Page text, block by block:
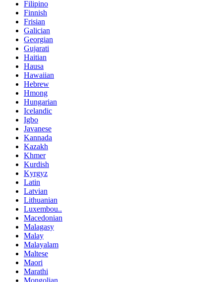
Filipino
Finnish
Frisian
Galician
Georgian
Gujarati
Haitian
Hausa
Hawaiian
Hebrew
Hmong
Hungarian
Icelandic
Igbo
Javanese
Kannada
Kazakh
Khmer
Kurdish
Kyrgyz
Latin
Latvian
Lithuanian
Luxembou..
Macedonian
Malagasy
Malay
Malayalam
Maltese
Maori
Marathi